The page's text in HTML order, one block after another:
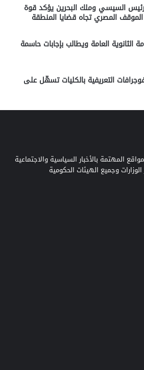
السيسي وملك البحرين يؤكد قوة
الموقف المصري تجاه قضايا المنطقة
الثانوية العامة ويطالب بإجابات حاسمة
التعريفية بالكليات تسهّل على
المواقع المهتمة بالأخبار السياسية والاجتماعية
الوزارات وجميع الهيئات الحكومية